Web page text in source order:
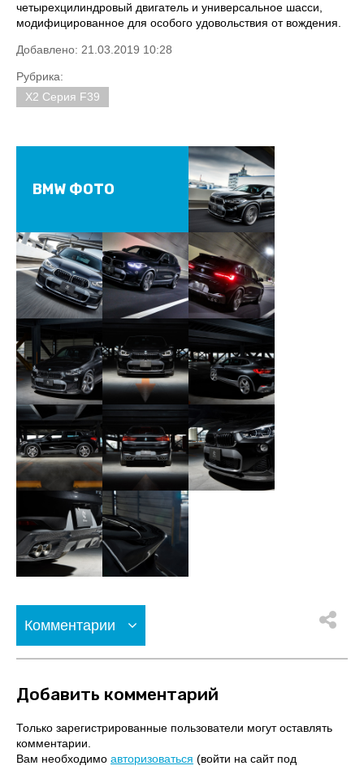
четырехцилиндровый двигатель и универсальное шасси,
модифицированное для особого удовольствия от вождения.
Добавлено: 21.03.2019 10:28
Рубрика:
X2 Серия F39
BMW ФОТО
Комментарии
Добавить комментарий
Только зарегистрированные пользователи могут оставлять
комментарии.
Вам необходимо авторизоваться (войти на сайт под